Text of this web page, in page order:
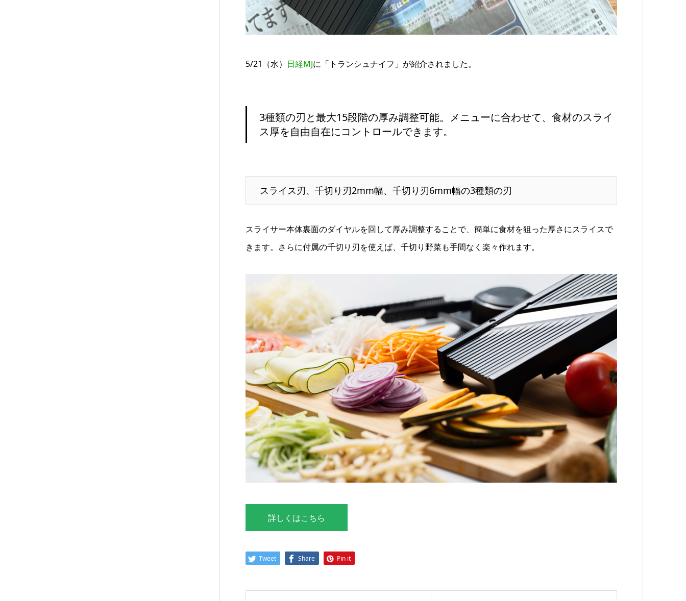
5/21（水） 日経MJに「トランシュナイフ」が紹介されました。
3種類の刃と最大15段階の厚み調整可能。メニューに合わせて、食材のスライ
ス厚を自由自在にコントロールできます。
スライス刃、千切り刃2mm幅、千切り刃6mm幅の3種類の刃
スライサー本体裏面のダイヤルを回して厚み調整することで、簡単に食材を狙った厚さにスライスで
きます。さらに付属の千切り刃を使えば、千切り野菜も手間なく楽々作れます。
詳しくはこちら
Tweet Share Pin it